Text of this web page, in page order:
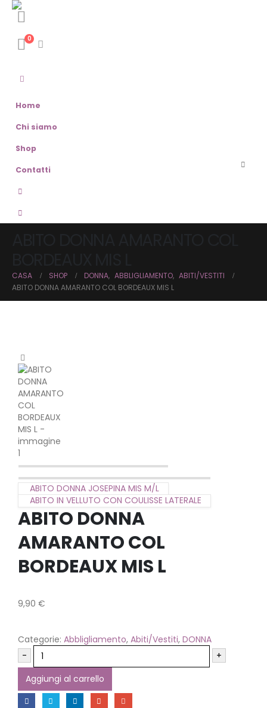
0
Home
Chi siamo
Shop
Contatti
CASA SHOP DONNA, ABBLIGLIAMENTO, ABITI/VESTITI
ABITO DONNA AMARANTO COL BORDEAUX MIS L
ABITO DONNA JOSEPINA MIS M/L
ABITO IN VELLUTO CON COULISSE LATERALE
ABITO DONNA
AMARANTO COL
BORDEAUX MIS L
9,90 €
Categorie: Abbligliamento, Abiti/Vestiti, DONNA
-
+
Aggiungi al carrello